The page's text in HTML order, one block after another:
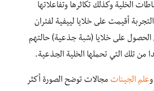
الخلية وكذلك تكاثرها وتفاعلاتها
أقيمت على خلايا لييفية لفئران
على خلايا (شبة جذعية) حالتهم
من تلك التي تحملها الخلية الجذعية.
علم الجينات مجالات توضح الصورة أكثر